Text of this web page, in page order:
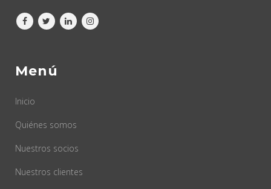
Menú
Inicio
Quiénes somos
Nuestros socios
Nuestros clientes